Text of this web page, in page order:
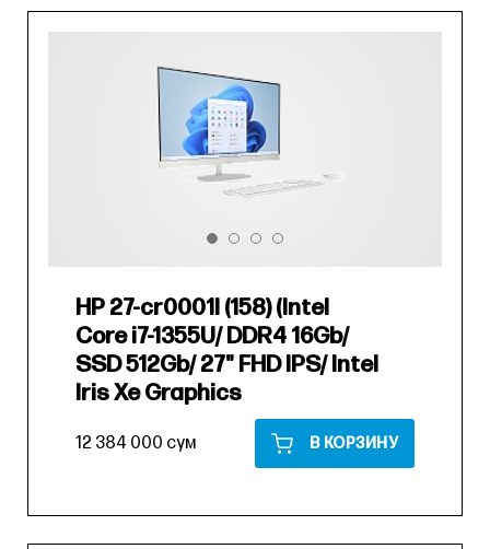
HP 27-cr0001l (158) (Intel
Core i7-1355U/ DDR4 16Gb/
SSD 512Gb/ 27" FHD IPS/ Intel
Iris Xe Graphics
12 384 000 сум В КОРЗИНУ